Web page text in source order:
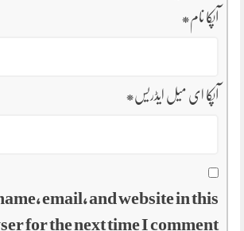
آپکا نام*
آپکا ای میل ایڈریس*
email, and website in this
for the next time I comment.